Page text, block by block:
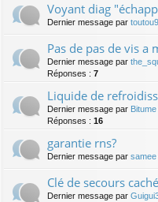
Voyant diag
Dernier message par
Pas de pas de vis a
Dernier message par
Réponses : 7
Liquide de
Dernier message par Bitume
Réponses : 16
garantie rns?
Dernier message par samee
Clé de secours
Dernier message par